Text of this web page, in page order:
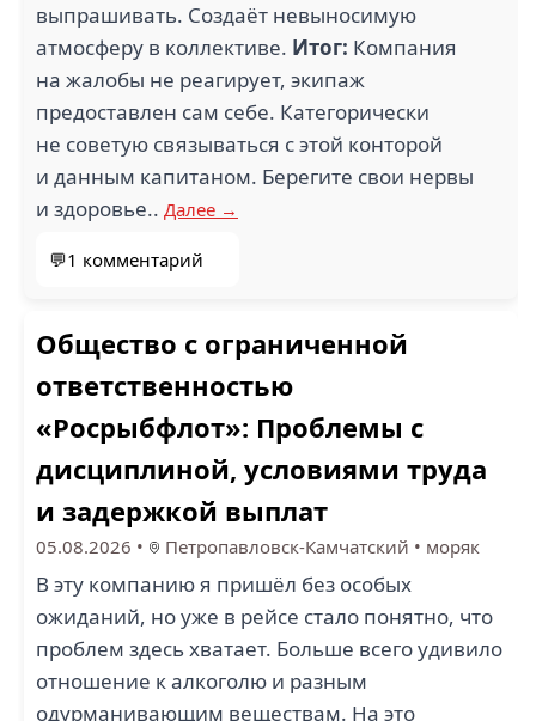
выпрашивать. Создаёт невыносимую
атмосферу в коллективе. Итог: Компания
на жалобы не реагирует, экипаж
предоставлен сам себе. Категорически
не советую связываться с этой конторой
и данным капитаном. Берегите свои нервы
и здоровье.. Далее →
💬1 комментарий
Общество с ограниченной
ответственностью
«Росрыбфлот»: Проблемы с
дисциплиной, условиями труда
и задержкой выплат
05.08.2026 • Петропавловск-Камчатский • моряк
В эту компанию я пришёл без особых
ожиданий, но уже в рейсе стало понятно, что
проблем здесь хватает. Больше всего удивило
отношение к алкоголю и разным
одурманивающим веществам. На это